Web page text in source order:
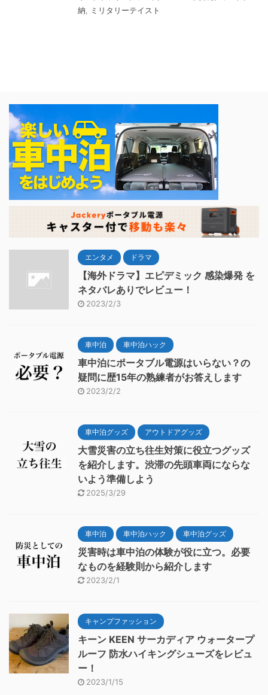
納
ミリタリーテイスト
エンタメ ドラマ
【海外ドラマ】エピデミック 感染爆発 を
ネタバレありでレビュー！
2023/2/3
車中泊 車中泊ハック
車中泊にポータブル電源はいらない？の
疑問に歴15年の熟練者がお答えします
2023/2/2
車中泊グッズ アウトドアグッズ
大雪災害の立ち往生対策に役立つグッズ
を紹介します。渋滞の先頭車両にならな
いよう準備しよう
2025/3/29
車中泊 車中泊ハック 車中泊グッズ
災害時は車中泊の体験が役に立つ。必要
なものを経験則から紹介します
2023/2/1
キャンプファッション
キーン KEEN サーカディア ウォータープ
ルーフ 防水ハイキングシューズをレビュ
ー！
2023/1/15